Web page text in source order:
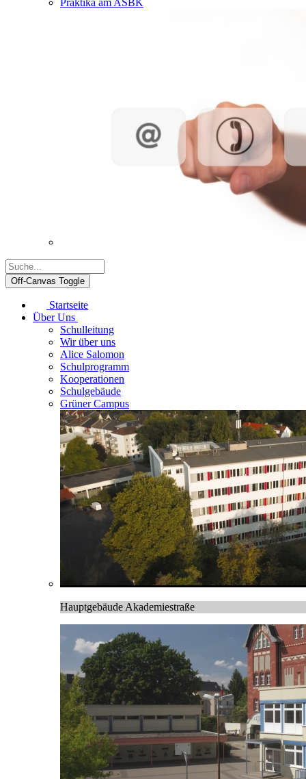
Praktika am ASBK
Off-Canvas Toggle
Startseite
Über Uns
Schulleitung
Wir über uns
Alice Salomon
Schulprogramm
Kooperationen
Schulgebäude
Grüner Campus
Hauptgebäude Akademiestraße